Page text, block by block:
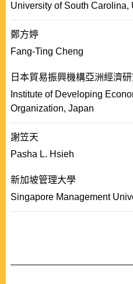
University of South Carolina,
鄭方婷
Fang-Ting Cheng
日本貿易振興機構亞洲經濟
Institute of Developing
Organization, Japan
謝笠天
Pasha L. Hsieh
新加坡管理大學
Singapore Management